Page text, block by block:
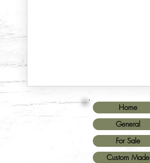
Home
General
For Sale
Custom Made